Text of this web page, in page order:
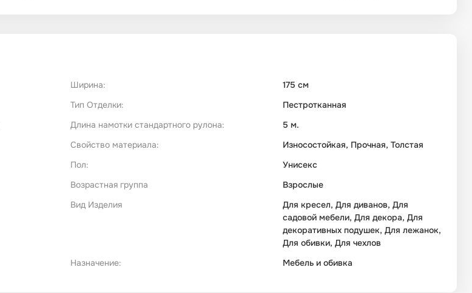
Ширина:
175 см
Тип Отделки:
Пестротканная
Длина намотки стандартного рулона:
5 м.
Свойство материала:
Износостойкая, Прочная, Толстая
Пол:
Унисекс
Возрастная группа
Взрослые
Вид Изделия
Для кресел, Для диванов, Для
садовой мебели, Для декора, Для
декоративных подушек, Для лежанок,
Для обивки, Для чехлов
Назначение:
Мебель и обивка